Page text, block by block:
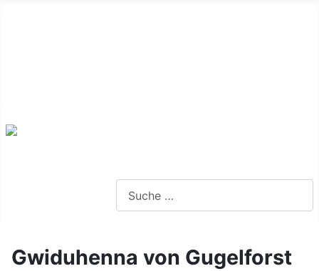
Gwiduhenna von Gugelforst